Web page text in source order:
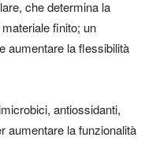
che determina la
finito; un
aumentare la ﬂessibilità
antiossidanti,
aumentare la funzionalità